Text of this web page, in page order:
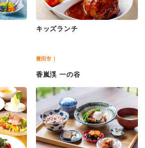
キッズランチ
豊田市
香嵐渓 一の谷